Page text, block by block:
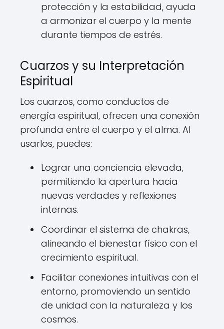
protección y la estabilidad, ayuda
a armonizar el cuerpo y la mente
durante tiempos de estrés.
Cuarzos y su Interpretación
Espiritual
Los cuarzos, como conductos de
energía espiritual, ofrecen una conexión
profunda entre el cuerpo y el alma. Al
usarlos, puedes:
Lograr una conciencia elevada,
permitiendo la apertura hacia
nuevas verdades y reflexiones
internas.
Coordinar el sistema de chakras,
alineando el bienestar físico con el
crecimiento espiritual.
Facilitar conexiones intuitivas con el
entorno, promoviendo un sentido
de unidad con la naturaleza y los
cosmos.